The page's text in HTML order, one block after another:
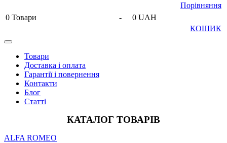
Порівняння
0 Товари -
0 UAH
КОШИК
Товари
Доставка і оплата
Гарантії і повернення
Контакти
Блог
Статті
КАТАЛОГ ТОВАРІВ
ALFA ROMEO